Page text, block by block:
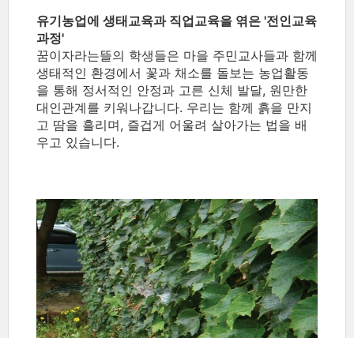
유기농업에 생태교육과 직업교육을 엮은 '전인교육
과정'
꿈이자라는뜰의 학생들은 마을 주민교사들과 함께
생태적인 환경에서 꽃과 채소를 돌보는 농업활동
을 통해 정서적인 안정과 고른 신체 발달, 원만한
대인관계를 키워나갑니다. 우리는 함께 흙을 만지
고 땀을 흘리며, 즐겁게 어울려 살아가는 법을 배
우고 있습니다.